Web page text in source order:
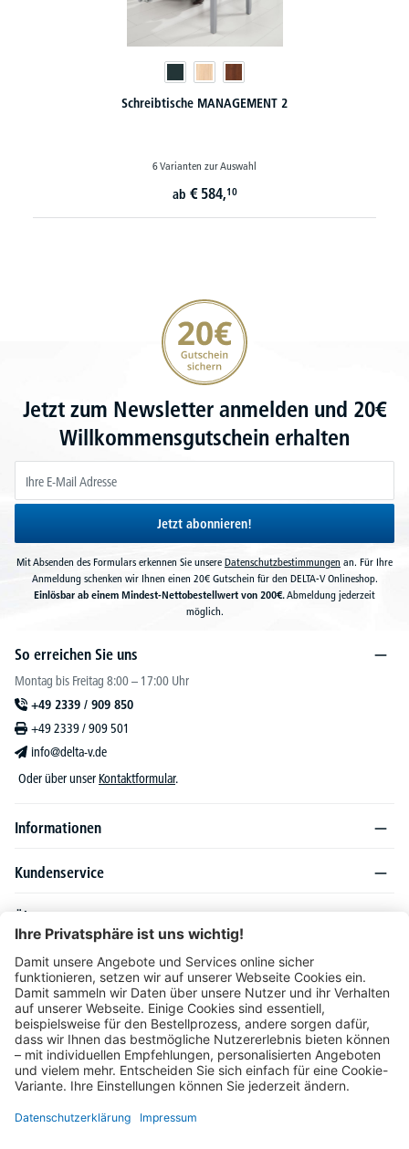
Schreibtische MANAGEMENT 2
6 Varianten zur Auswahl
ab € 584,10
20€ Gutschein sichern
Jetzt zum Newsletter anmelden und 20€
Willkommensgutschein erhalten
Jetzt abonnieren!
Mit Absenden des Formulars erkennen Sie unsere Datenschutzbestimmungen an. Für Ihre
Anmeldung schenken wir Ihnen einen 20€ Gutschein für den DELTA-V Onlineshop.
Einlösbar ab einem Mindest-Nettobestellwert von 200€.Abmeldung jederzeit
möglich.
So erreichen Sie uns
Montag bis Freitag 8:00 – 17:00 Uhr
+49 2339 / 909 850
+49 2339 / 909 501
info@delta-v.de
Oder über unser Kontaktformular.
Informationen
Kundenservice
Über DELTA-V
Produktsortiment
Ratgeber
Folgen Sie uns auch auf
Unser Angebot richtet sich ausschließlich an Industrie, Handel, Gewerbe und